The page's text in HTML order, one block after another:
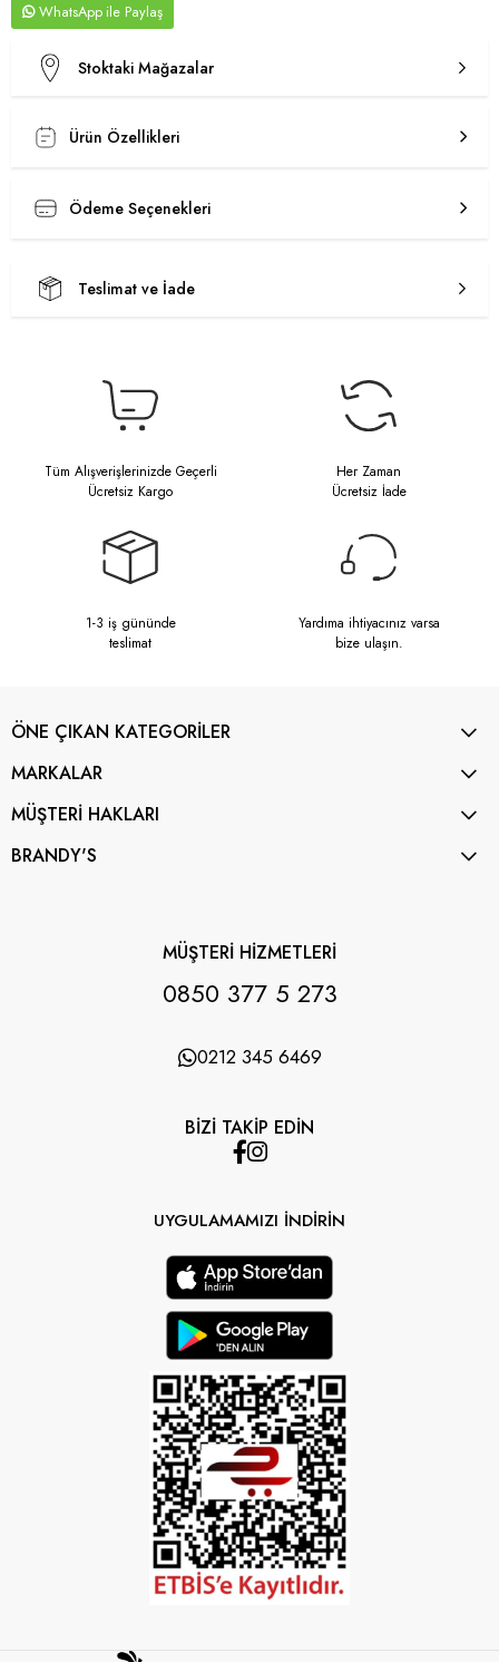
WhatsApp
Stoktaki Mağazalar
Ürün Özellikleri
Ödeme Seçenekleri
Teslimat ve İade
Tüm Alışverişlerinizde Geçerli
Ücretsiz Kargo
Her Zaman
Ücretsiz İade
1-3 iş gününde
teslimat
Yardıma ihtiyacınız varsa
bize ulaşın.
ÖNE ÇIKAN KATEGORİLER
MARKALAR
MÜŞTERİ HAKLARI
BRANDY'S
MÜŞTERİ HİZMETLERİ
0850 377 5 273
0212 345 6469
BİZİ TAKİP EDİN
UYGULAMAMIZI İNDİRİN